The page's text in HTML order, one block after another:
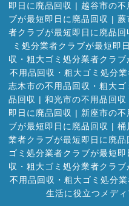
即日に廃品回収 | 越谷市の
ブが最短即日に廃品回収 | 蕨
者クラブが最短即日に廃品回
ミ処分業者クラブが最短即
収・粗大ゴミ処分業者クラ
不用品回収・粗大ゴミ処分
志木市の不用品回収・粗大
品回収 | 和光市の不用品回
即日に廃品回収 | 新座市の
ブが最短即日に廃品回収 | 桶
業者クラブが最短即日に廃品
ゴミ処分業者クラブが最短即
収・粗大ゴミ処分業者クラ
不用品回収・粗大ゴミ処分
生活に役立つメディ